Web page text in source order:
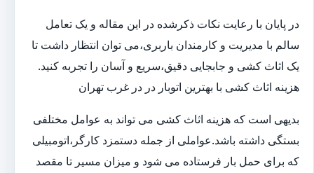
در پایان با رعایت نکات ذکرشده در این مقاله و یک تعامل
سالم با مدیریت و کارمندان باربری،می توان انتظار داشت تا
یک اثاث کشی و جابجایی دقیق،سریع و آسان را تجربه کنید.
هزینه اثاث کشی با بهترین اتوبار در در غرب تهران
بدیهی است که هزینه اثاث کشی می تواند به عوامل مختلفی
بستگی داشته باشد.عواملی از جمله دستمزد کارگر،اتومبیلی
که برای حمل بار فرستاده می شود و میزان مسیر تا مقصد